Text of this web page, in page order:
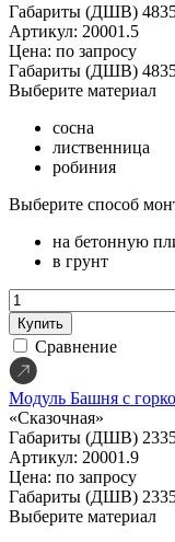
Габариты (ДШВ)
Артикул: 20001.5
Цена: по запросу
Габариты (ДШВ)
Выберите материал
сосна
лиственница
робиния
Выберите способ
на бетонную
в грунт
Купить
Сравнение
Модуль Башня с
«Сказочная»
Габариты (ДШВ)
Артикул: 20001.9
Цена: по запросу
Габариты (ДШВ)
Выберите материал